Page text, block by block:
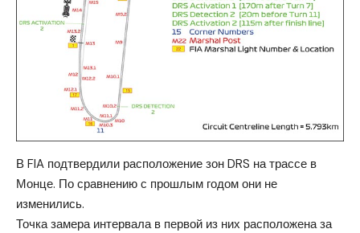
В FIA подтвердили расположение зон DRS на трассе в
Монце. По сравнению с прошлым годом они не
изменились.
Точка замера интервала в первой из них расположена за